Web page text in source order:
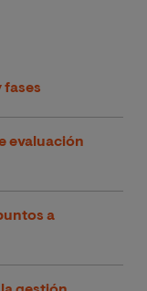
fases
evaluación
a